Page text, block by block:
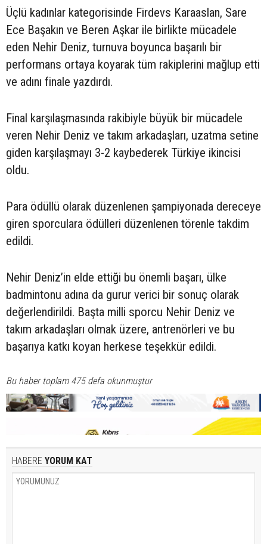
Üçlü kadınlar kategorisinde Firdevs Karaaslan, Sare
Ece Başakın ve Beren Aşkar ile birlikte mücadele
eden Nehir Deniz, turnuva boyunca başarılı bir
performans ortaya koyarak tüm rakiplerini mağlup etti
ve adını finale yazdırdı.
Final karşılaşmasında rakibiyle büyük bir mücadele
veren Nehir Deniz ve takım arkadaşları, uzatma setine
giden karşılaşmayı 3-2 kaybederek Türkiye ikincisi
oldu.
Para ödüllü olarak düzenlenen şampiyonada dereceye
giren sporculara ödülleri düzenlenen törenle takdim
edildi.
Nehir Deniz’in elde ettiği bu önemli başarı, ülke
badmintonu adına da gurur verici bir sonuç olarak
değerlendirildi. Başta milli sporcu Nehir Deniz ve
takım arkadaşları olmak üzere, antrenörleri ve bu
başarıya katkı koyan herkese teşekkür edildi.
Bu haber toplam 475 defa okunmuştur
HABERE YORUM KAT